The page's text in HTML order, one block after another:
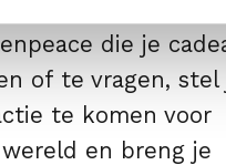
die je
of te vragen, stel
te komen voor
en breng je